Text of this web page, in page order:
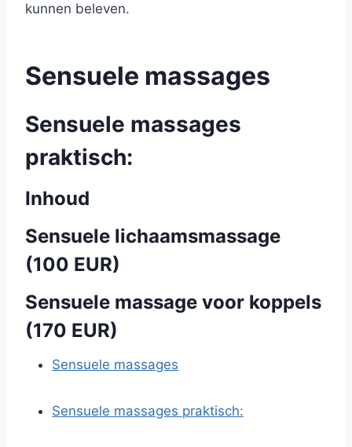
kunnen beleven.
Sensuele massages
Sensuele massages
praktisch:
Inhoud
Sensuele lichaamsmassage
(100 EUR)
Sensuele massage voor koppels
(170 EUR)
Sensuele massages
Sensuele massages praktisch: